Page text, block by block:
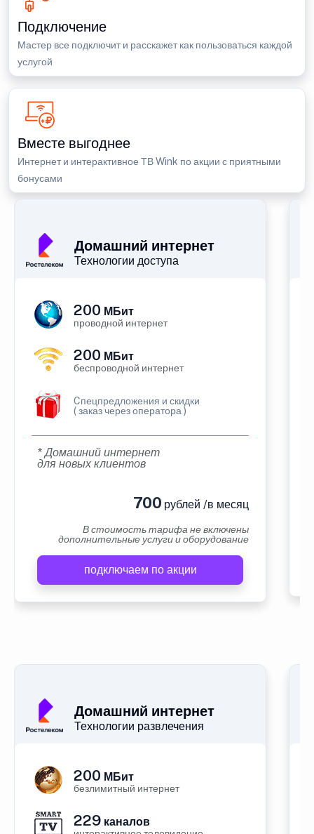
Подключение
Мастер все подключит и расскажет как пользоваться каждой
услугой
Вместе выгоднее
Интернет и интерактивное ТВ Wink по акции с приятными
бонусами
Домашний интернет
Технологии доступа
200 МБит
проводной интернет
200 МБит
беспроводной интернет
Cпецпредложения и скидки
( заказ через оператора )
* Домашний интернет
для новых клиентов
700 рублей /в месяц
В стоимость тарифа не включены
дополнительные услуги и оборудование
подключаем по акции
Домашний интернет
Технологии развлечения
200 МБит
безлимитный интернет
229 каналов